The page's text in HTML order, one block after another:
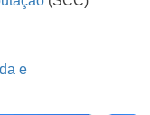
e